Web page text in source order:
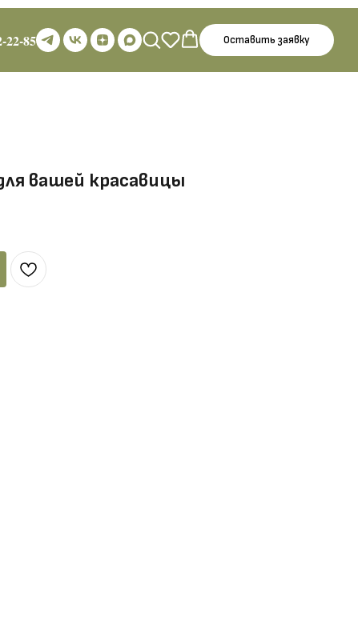
22-85 Оставить заявку
вашей красавицы